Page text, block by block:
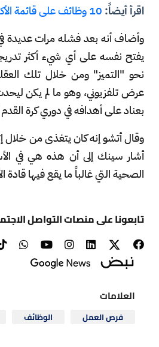
اقرأ أيضاً:
وأضاف أنه بعد فشله مرات عديدة
يفتح نفسه على أي شيء أكثر
نحو "التميز" ومن خلال تلك
عرض تلفزيوني، وهو ما لم يكن ليحدث
بعناد على أهدافه في دوري كرة القدم
وقال أتشو إنه كان يتغذى من خلال
أشار سينك إلى أن هذه هي في
الصحية التي غالباً ما يقع فيها قادة
تابعونا على منصات التواصل
العلامات
فرص العمل الوظائف